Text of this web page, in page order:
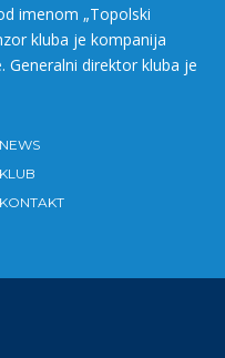
imenom „Topolski
kluba je kompanija
Generalni direktor kluba je
NEWS
KLUB
KONTAKT